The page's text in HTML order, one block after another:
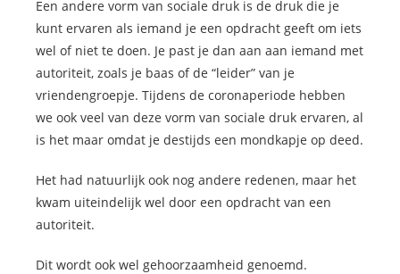
Een andere vorm van sociale druk is de druk die je
kunt ervaren als iemand je een opdracht geeft om iets
wel of niet te doen. Je past je dan aan aan iemand met
autoriteit, zoals je baas of de “leider” van je
vriendengroepje. Tijdens de coronaperiode hebben
we ook veel van deze vorm van sociale druk ervaren, al
is het maar omdat je destijds een mondkapje op deed.
Het had natuurlijk ook nog andere redenen, maar het
kwam uiteindelijk wel door een opdracht van een
autoriteit.
Dit wordt ook wel gehoorzaamheid genoemd.